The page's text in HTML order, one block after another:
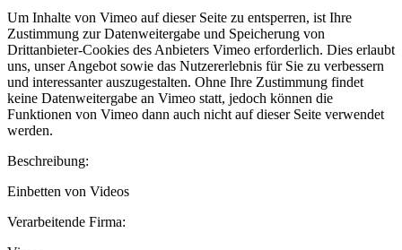
Um Inhalte von Vimeo auf dieser Seite zu entsperren, ist Ihre
Zustimmung zur Datenweitergabe und Speicherung von
Drittanbieter-Cookies des Anbieters Vimeo erforderlich. Dies erlaubt
uns, unser Angebot sowie das Nutzererlebnis für Sie zu verbessern
und interessanter auszugestalten. Ohne Ihre Zustimmung findet
keine Datenweitergabe an Vimeo statt, jedoch können die
Funktionen von Vimeo dann auch nicht auf dieser Seite verwendet
werden.
Beschreibung:
Einbetten von Videos
Verarbeitende Firma: